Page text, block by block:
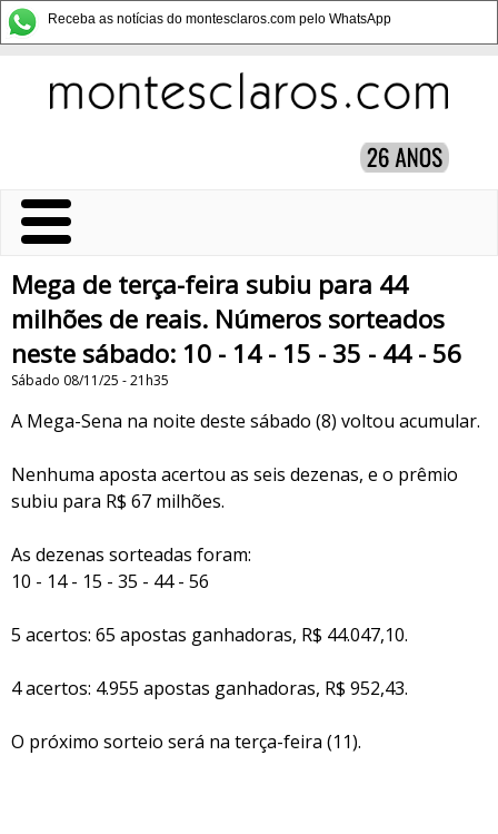
Receba as notícias do montesclaros.com pelo WhatsApp
Mega de terça-feira subiu para 44
milhões de reais. Números sorteados
neste sábado: 10 - 14 - 15 - 35 - 44 - 56
Sábado 08/11/25 - 21h35
A Mega-Sena na noite deste sábado (8) voltou acumular.
Nenhuma aposta acertou as seis dezenas, e o prêmio
subiu para R$ 67 milhões.
As dezenas sorteadas foram:
10 - 14 - 15 - 35 - 44 - 56
5 acertos: 65 apostas ganhadoras, R$ 44.047,10.
4 acertos: 4.955 apostas ganhadoras, R$ 952,43.
O próximo sorteio será na terça-feira (11).